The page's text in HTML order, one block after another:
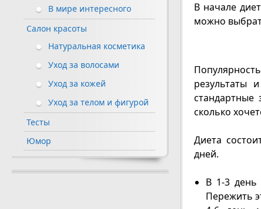
В начале
можно
результаты
сколько
Диета
дней.
В 1-3 день
Пережить
В мире интересного
Салон красоты
Натуральная косметика
Уход за волосами
Уход за кожей
Уход за телом и фигурой
Тесты
Юмор